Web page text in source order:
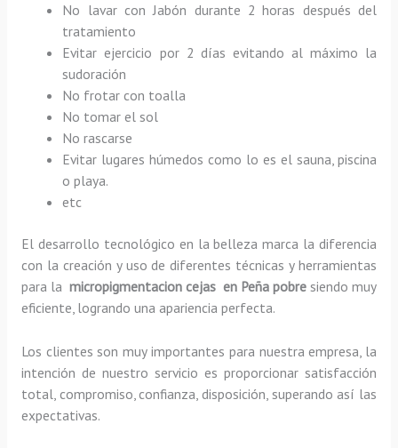
No lavar con Jabón durante 2 horas después del
tratamiento
Evitar ejercicio por 2 días evitando al máximo la
sudoración
No frotar con toalla
No tomar el sol
No rascarse
Evitar lugares húmedos como lo es el sauna, piscina
o playa.
etc
El desarrollo tecnológico en la belleza marca la diferencia
con la creación y uso de diferentes técnicas y herramientas
para la micropigmentacion cejas en Peña pobre siendo muy
eficiente, logrando una apariencia perfecta.
Los clientes son muy importantes para nuestra empresa, la
intención de nuestro servicio es proporcionar satisfacción
total, compromiso, confianza, disposición, superando así las
expectativas.